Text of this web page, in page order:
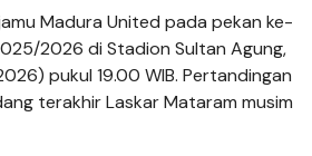
Madura United pada pekan ke-
2026 di Stadion Sultan Agung,
pukul 19.00 WIB. Pertandingan
terakhir Laskar Mataram musim